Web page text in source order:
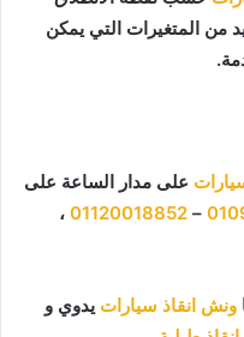
من المتغيرات التي يمكن
على مدار الساعة على
–
01120018852 ،
ونش انقاذ سيارات يدوي و